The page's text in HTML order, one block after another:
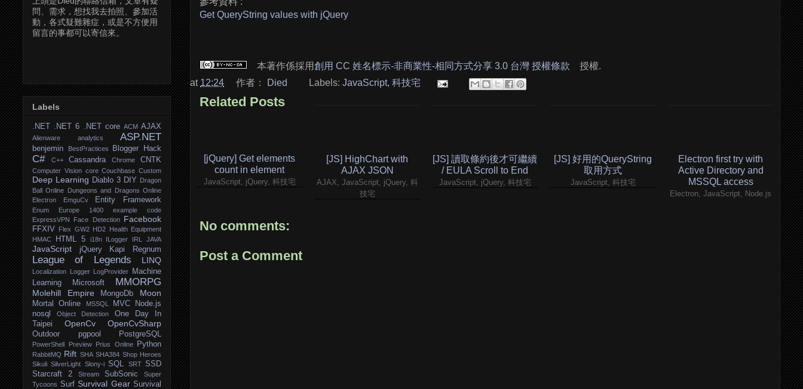
Get QueryString values with jQuery
本著作係採用創用 CC 姓名標示-非商業性-相同方式分享 3.0 台灣 授權條款
授權.
at 12:24 作者： Died Labels: JavaScript, 科技宅
Related Posts
[jQuery] Get elements
count in element
JavaScript, jQuery, 科技宅
[JS] HighChart with
AJAX JSON
AJAX, JavaScript, jQuery, 科
技宅
[JS] 讀取條約後才可繼續
/ EULA Scroll to End
JavaScript, jQuery, 科技宅
[JS] 好用的QueryString
取用方式
JavaScript, 科技宅
Electron first try with
Active Directory and
MSSQL access
Electron, JavaScript, Node.js
No comments:
Post a Comment
問、需求，想找我去拍照、參加活
動，各式疑難雜症，或是不方便用
留言的事都可以寄信來。
Labels
.NET .NET 6 .NET core ACM AJAX
Alienware analytics ASP.NET
benjemin BestPractices Blogger Hack
C# C++ Cassandra Chrome CNTK
Computer Vision core Couchbase Custom
Deep Learning Diablo 3 DIY Dragon
Ball Online Dungeons and Dragons Online
Electron
EmguCv Entity Framework
Enum Europe 1400
example code
ExpressVPN
Face Detection Facebook
FFXIV Flex GW2 HD2 Health Equipment
HMAC
HTML 5 i18n ILogger IRL JAVA
JavaScript jQuery Kapi Regnum
League of Legends LINQ
Localization Logger LogProvider
Machine
Learning
Microsoft MMORPG
Molehill Empire MongoDb Moon
Mortal Online MSSQL MVC
Node.js
nosql
Object Detection
One Day In
Taipei
OpenCv OpenCvSharp
Outdoor pgpool PostgreSQL
PowerShell Preview Prius Online Python
RabbitMQ Rift SHA SHA384 Shop Heroes
Sikuli SilverLight Slony-i SQL SRT SSD
Starcraft 2
Stream SubSonic
Super
Tycoons Surf Survival Gear Survival